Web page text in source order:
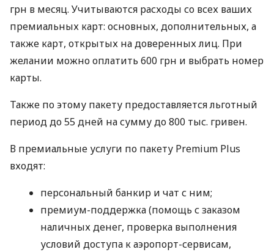
грн в месяц. Учитываются расходы со всех ваших
премиальных карт: основных, дополнительных, а
также карт, открытых на доверенных лиц. При
желании можно оплатить 600 грн и выбрать номер
карты.
Также по этому пакету предоставляется льготный
период до 55 дней на сумму до 800 тыс. гривен.
В премиальные услуги по пакету Premium Plus
входят:
персональный банкир и чат с ним;
премиум-поддержка (помощь с заказом
наличных денег, проверка выполнения
условий доступа к аэропорт-сервисам,